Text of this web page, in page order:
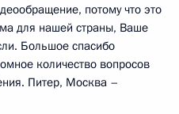
потому что это
для нашей страны, Ваше
Большое спасибо
количество вопросов
Питер, Москва –